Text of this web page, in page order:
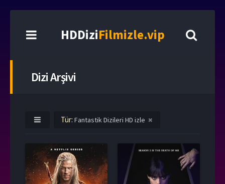
HDDiziFilmizle.vip
Dizi Arşivi
Tür: Fantastik Dizileri HD izle